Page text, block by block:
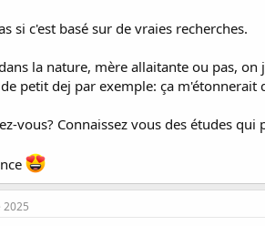
si c'est basé sur de vraies recherches.
la nature, mère allaitante ou pas,
petit dej par exemple: ça
vous? Connaissez vous des études qui
2025